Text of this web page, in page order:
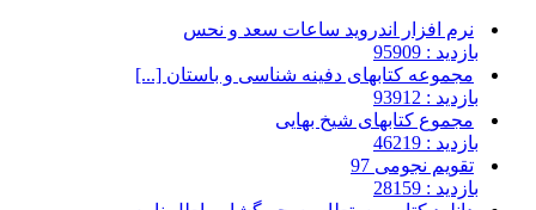
نرم افزار اندروید ساعات سعد و نحس
بازدید : 95909
مجموعه کتابهای دفینه شناسی و باستان [...]
بازدید : 93912
مجموع کتابهای شیخ بهایی
بازدید : 46219
تقویم نجومی 97
بازدید : 28159